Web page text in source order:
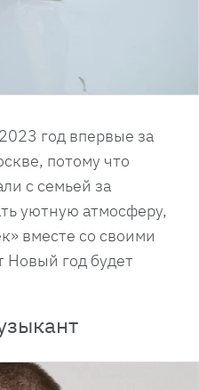
год впервые за
потому что
с семьей за
уютную атмосферу,
вместе со своими
Новый год будет